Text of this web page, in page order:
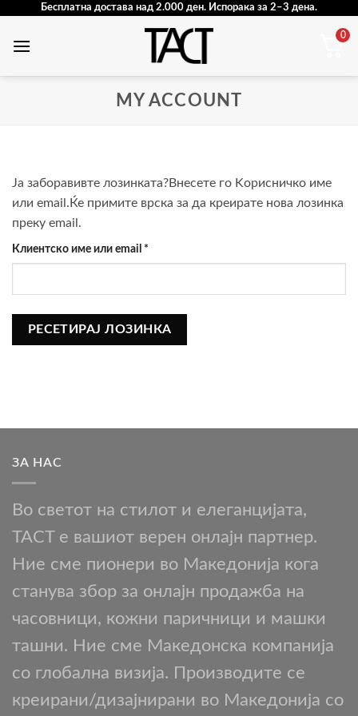
content
Бесплатна достава над 2.000 ден. Испорака за 2–3 дена.
0
MY ACCOUNT
Ја заборавивте лозинката?Внесете го Kорисничко име
или email.Ќе примите врска за да креирате нова лозинка
преку email.
Клиентско име или email *
РЕСЕТИРАЈ ЛОЗИНКА
ЗА НАС
Во светот на стилот и елеганцијата,
TACT е вашиот верен онлајн партнер.
Ние сме пионери во Македонија кога
станува збор за онлајн продажба на
часовници, кожни паричници и машки
ташни. Ние сме Македонска компанија
со глобална визија. Производите се
креирани/дизајнирани во Македонија со